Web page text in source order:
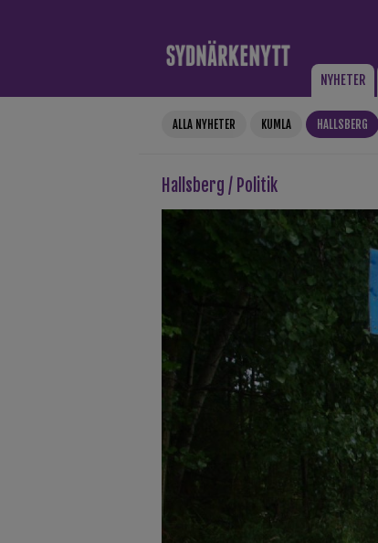
NYHETER
ALLA NYHETER KUMLA HALLSBERG
Hallsberg / Politik